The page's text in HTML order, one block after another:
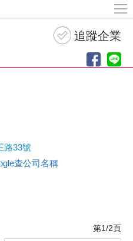
路33號
查公司名稱
第1/2頁